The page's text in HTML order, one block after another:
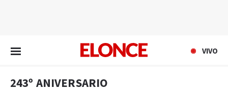
VIVO
243º ANIVERSARIO